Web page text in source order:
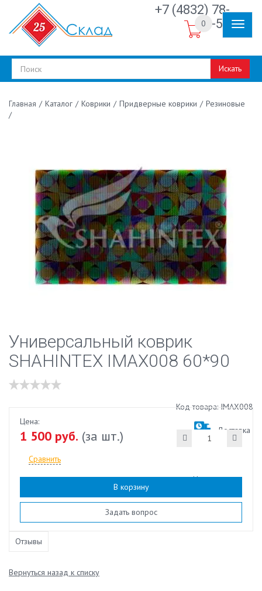
+7 (4832) 78-
30-50
Искать
0
Главная / Каталог / Коврики / Придверные коврики / Резиновые
/
Универсальный коврик
SHAHINTEX IMAX008 60*90
Наличие:есть
Код товара: IMAX008
Доставка
Цена:
1 500 руб. (за шт.)
Сравнить
В корзину
Задать вопрос
Отзывы
Вернуться назад к списку